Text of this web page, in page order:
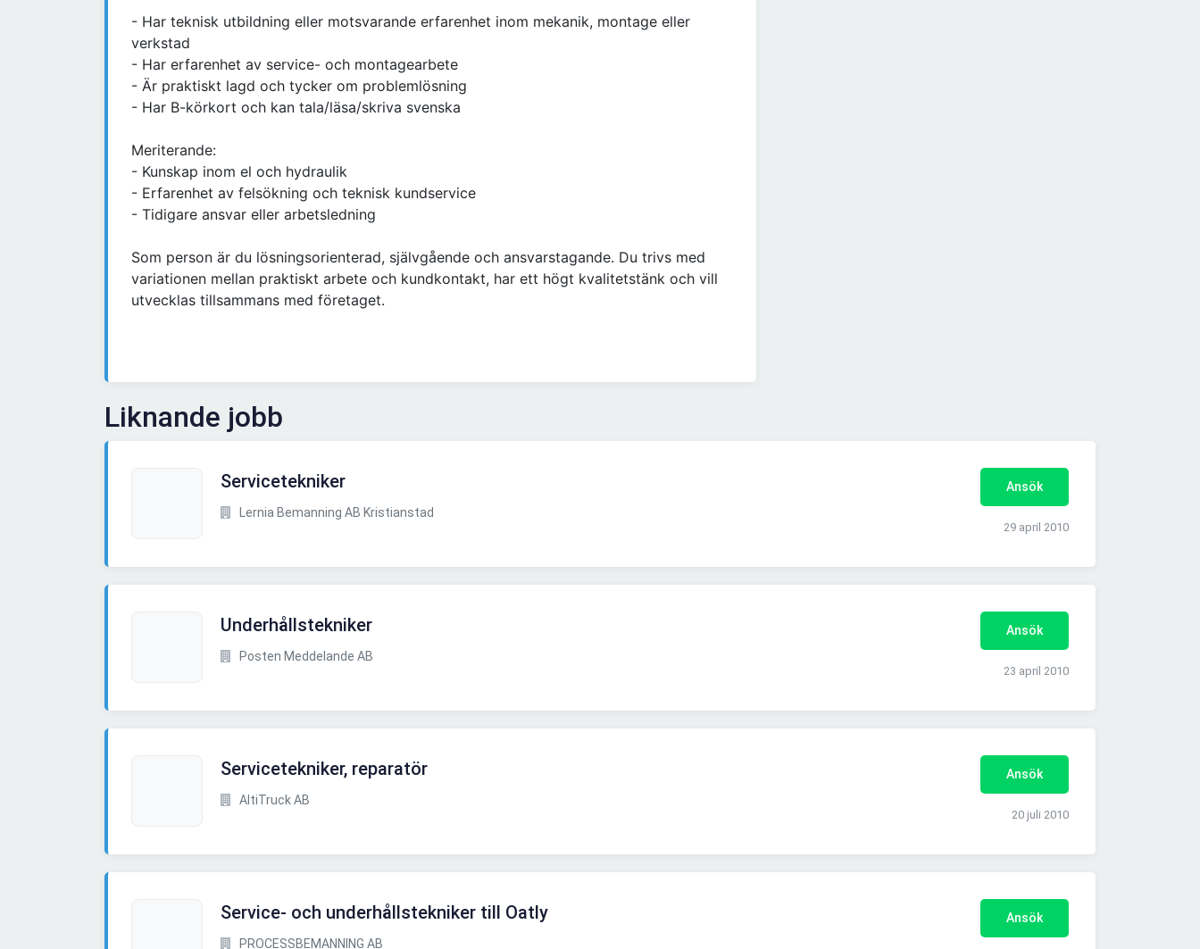
- Har teknisk utbildning eller motsvarande erfarenhet inom mekanik, montage eller
verkstad
- Har erfarenhet av service- och montagearbete
- Är praktiskt lagd och tycker om problemlösning
- Har B-körkort och kan tala/läsa/skriva svenska
Meriterande:
- Kunskap inom el och hydraulik
- Erfarenhet av felsökning och teknisk kundservice
- Tidigare ansvar eller arbetsledning
Som person är du lösningsorienterad, självgående och ansvarstagande. Du trivs med
variationen mellan praktiskt arbete och kundkontakt, har ett högt kvalitetstänk och vill
utvecklas tillsammans med företaget.
Liknande jobb
Servicetekniker
Lernia Bemanning AB Kristianstad
Ansök
29 april 2010
Underhållstekniker
Posten Meddelande AB
Ansök
23 april 2010
Servicetekniker, reparatör
AltiTruck AB
Ansök
20 juli 2010
Service- och underhållstekniker till Oatly
PROCESSBEMANNING AB
Ansök